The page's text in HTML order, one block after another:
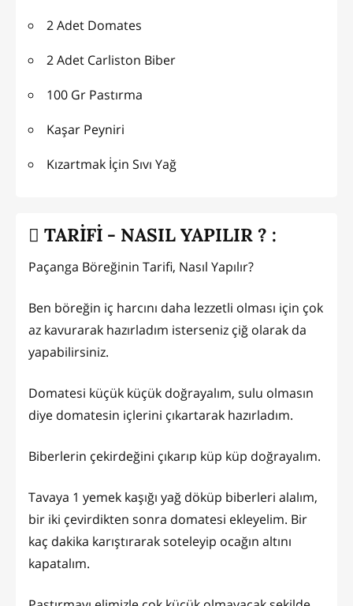
2 Adet Domates
2 Adet Carliston Biber
100 Gr Pastırma
Kaşar Peyniri
Kızartmak İçin Sıvı Yağ
TARİFİ - NASIL YAPILIR ? :
Paçanga Böreğinin Tarifi, Nasıl Yapılır?
Ben böreğin iç harcını daha lezzetli olması için çok
az kavurarak hazırladım isterseniz çiğ olarak da
yapabilirsiniz.
Domatesi küçük küçük doğrayalım, sulu olmasın
diye domatesin içlerini çıkartarak hazırladım.
Biberlerin çekirdeğini çıkarıp küp küp doğrayalım.
Tavaya 1 yemek kaşığı yağ döküp biberleri alalım,
bir iki çevirdikten sonra domatesi ekleyelim. Bir
kaç dakika karıştırarak soteleyip ocağın altını
kapatalım.